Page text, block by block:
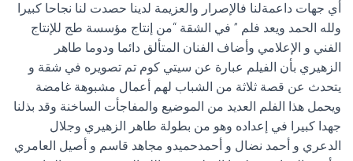
أي جهات داعمةلنا فالإصرار والعزيمة لدينا حصدت لنا نجاحا كبيرا
ولله الحمد ويعد فلم ” في الشقة “من إنتاج مؤسسة طج للإنتاج
الفني و الإعلامي وأضاف الفنان المتألق دائما ودوما طاهر
الزهيري بأن الفيلم عبارة عن سيتي كوم تم تصويره في شقة و
يتحدث عن قصة ثلاثة من الشباب لهم أعمال مشبوهة غامضة
ويحمل هذا الفلم العديد من الموضيع والمفاجأت الساخنة وقد بذلنا
جهدا كبيرا في إعداده وهو من بطولة طاهر الزهيري وجلال
الدعري و أحمد نضال و أحمدحميدو مجاهد قاسم و أصيل العامري